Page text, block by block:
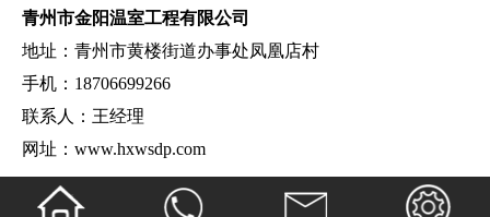
青州市金阳温室工程有限公司
地址：青州市黄楼街道办事处凤凰店村
手机：18706699266
联系人：王经理
网址：www.hxwsdp.com